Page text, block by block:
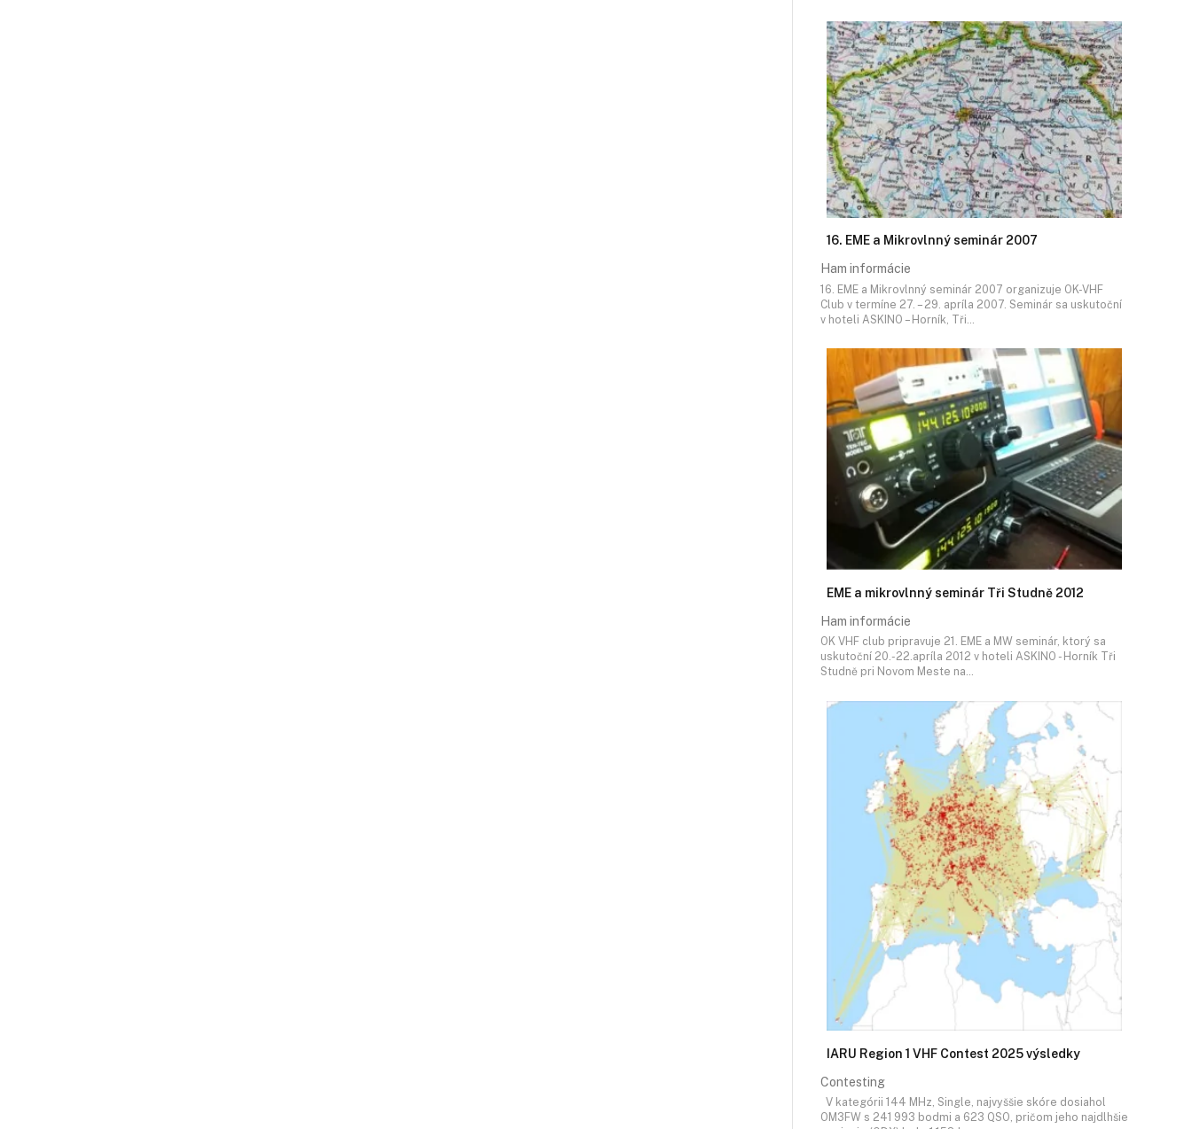
16. EME a Mikrovlnný seminár 2007
Ham informácie
16. EME a Mikrovlnný seminár 2007 organizuje OK-VHF
Club v termíne 27. – 29. apríla 2007. Seminár sa uskutoční
v hoteli ASKINO – Horník, Tři…
EME a mikrovlnný seminár Tři Studně 2012
Ham informácie
OK VHF club pripravuje 21. EME a MW seminár, ktorý sa
uskutoční 20.-22.apríla 2012 v hoteli ASKINO - Horník Tři
Studně pri Novom Meste na…
IARU Region 1 VHF Contest 2025 výsledky
Contesting
V kategórii 144 MHz, Single, najvyššie skóre dosiahol
OM3FW s 241 993 bodmi a 623 QSO, pričom jeho najdlhšie